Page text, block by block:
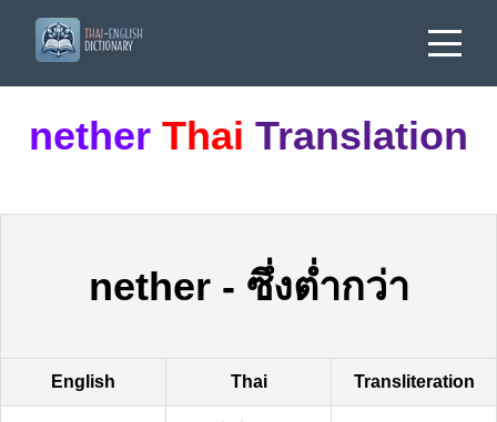
nether Thai Translation
nether- ซึ่งต่ำกว่า
English Thai Transliteration